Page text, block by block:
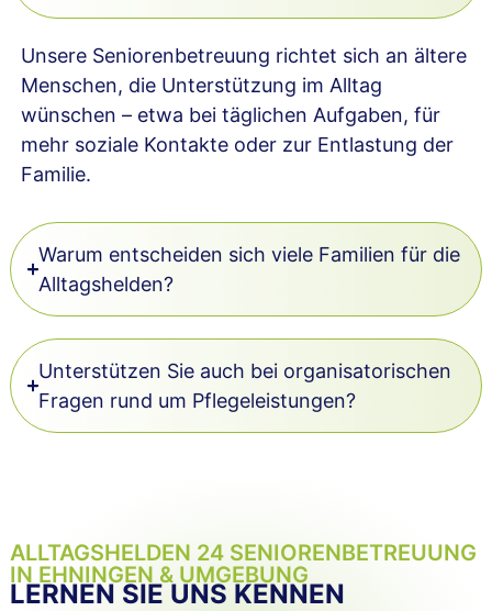
Unsere Seniorenbetreuung richtet sich an ältere
Menschen, die Unterstützung im Alltag
wünschen – etwa bei täglichen Aufgaben, für
mehr soziale Kontakte oder zur Entlastung der
Familie.
Warum entscheiden sich viele Familien für die
Alltagshelden?
Unterstützen Sie auch bei organisatorischen
Fragen rund um Pflegeleistungen?
ALLTAGSHELDEN 24 SENIOREN­BETREUUNG
IN EHNINGEN & UMGEBUNG
LERNEN SIE UNS KENNEN